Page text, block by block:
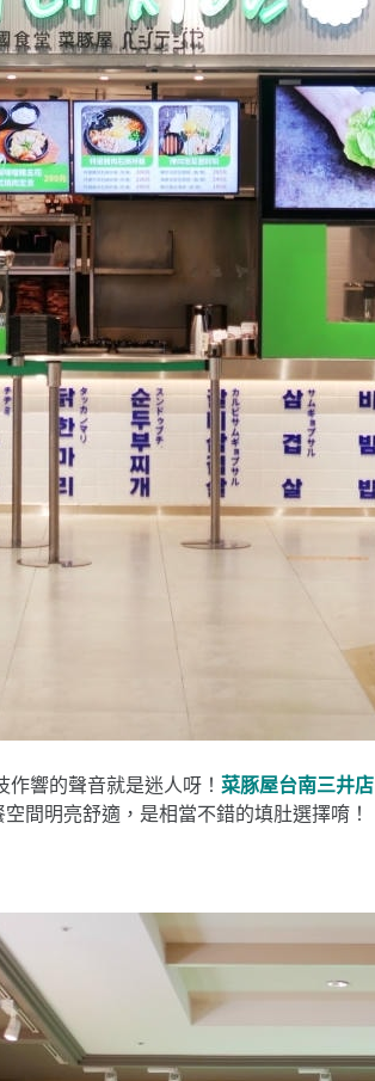
響的聲音就是迷人呀！ 菜豚屋台南三井店
間明亮舒適，是相當不錯的填肚選擇唷！